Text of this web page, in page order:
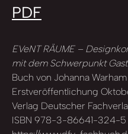
PDF
EVeNT RÄUME –
mit dem Schwerpunkt
Buch von Johanna Warham
Erstveröffentlichung
Verlag Deutscher
ISBN 978-3-86641-324-5